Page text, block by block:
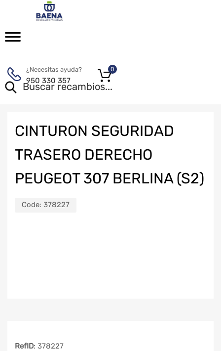
¿Necesitas ayuda?
950 330 357
0
CINTURON SEGURIDAD
TRASERO DERECHO
PEUGEOT 307 BERLINA (S2)
Code: 378227
RefID: 378227